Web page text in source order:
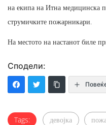
на екипа на Итна медицинска
струмичките пожарникари.
На местото на настанот биле
Сподели:
Tags: девојка